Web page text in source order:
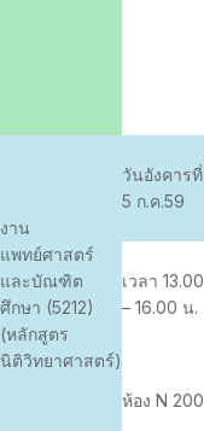
งาน
แพทย์ศาสตร์
และบัณฑิต
ศึกษา (5212)
(หลักสูตร
นิติวิทยาศาสตร์)
วันอังคารที่
5 ก.ค.59
เวลา 13.00
– 16.00 น.
ห้อง N 200